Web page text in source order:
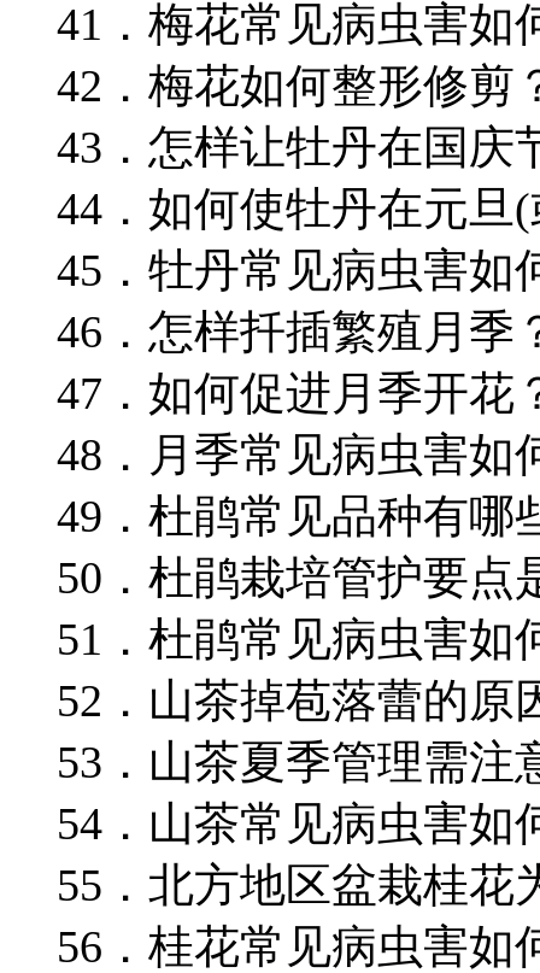
41．梅花常见病虫害如
42．梅花如何整形修剪
43．怎样让牡丹在国庆
44．如何使牡丹在元旦
45．牡丹常见病虫害如
46．怎样扦插繁殖月季
47．如何促进月季开花
48．月季常见病虫害如
49．杜鹃常见品种有哪
50．杜鹃栽培管护要点
51．杜鹃常见病虫害如
52．山茶掉苞落蕾的原
53．山茶夏季管理需注
54．山茶常见病虫害如
55．北方地区盆栽桂花
56．桂花常见病虫害如